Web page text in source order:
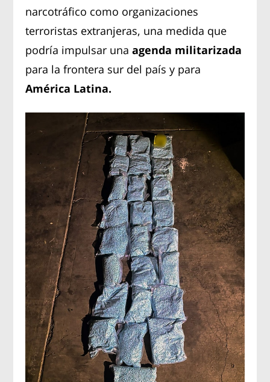
narcotráfico como organizaciones
terroristas extranjeras, una medida que
podría impulsar unaagenda militarizada
para la frontera sur del país y para
América Latina.